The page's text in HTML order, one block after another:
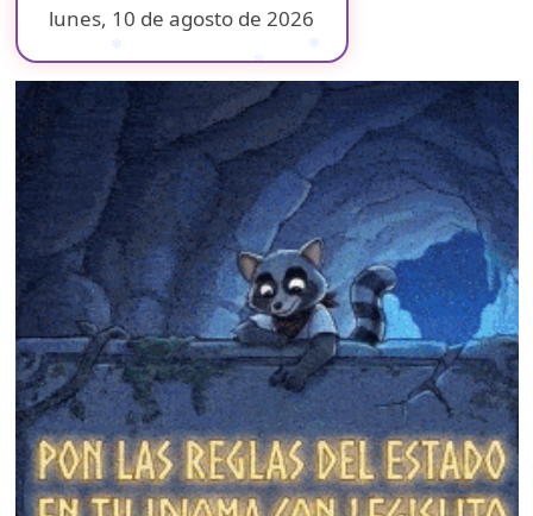
lunes, 10 de agosto de 2026
❄
❄
❄
❄
❄
❄
❄
❄
❄